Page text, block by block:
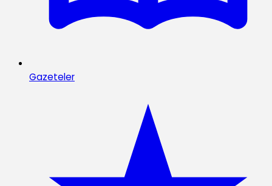
Gazeteler